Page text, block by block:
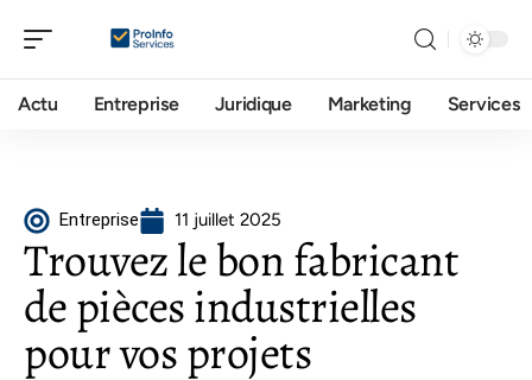
Actu Entreprise Juridique Marketing Services
Entreprise 11 juillet 2025
Trouvez le bon fabricant
de pièces industrielles
pour vos projets